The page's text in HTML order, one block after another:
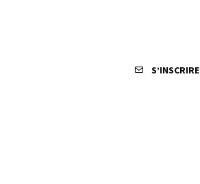
S’INSCRIRE